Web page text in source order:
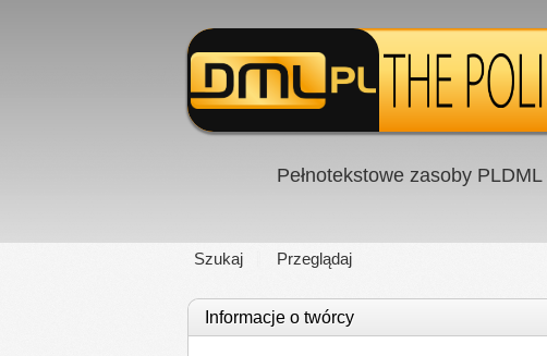
Pełnotekstowe zasoby
Szukaj Przeglądaj
Informacje o twórcy